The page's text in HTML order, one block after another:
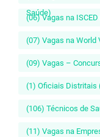
Saúde)
(06) Vagas na ISCED
(07) Vagas na World
(09) Vagas –
(1) Oficiais Distritais
(106) Técnicos de
(11) Vagas na